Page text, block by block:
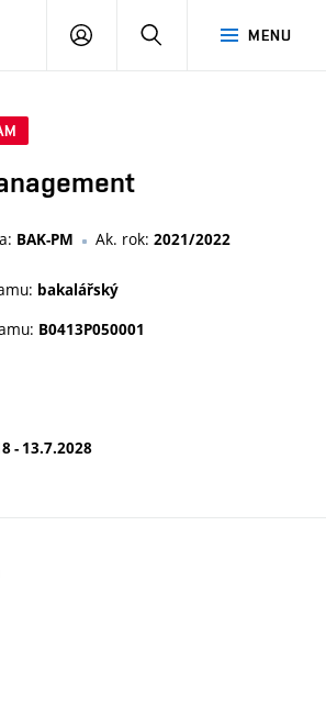
MENU
PŘIHLÁSIT
BAK-PM Ak. rok: 2021/2022
bakalářský
B0413P050001
- 13.7.2028